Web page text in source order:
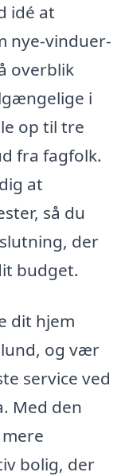
idé at
nye-vinduer-
overblik
i
op til tre
fra fagfolk.
at
så du
der
budget.
dit hjem
og vær
service ved
Med den
bolig, der